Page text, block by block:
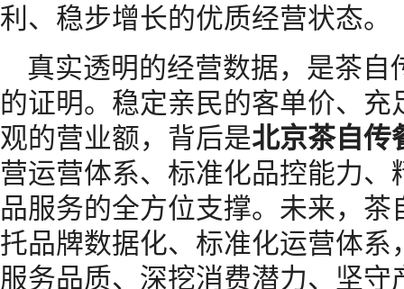
利、稳步增长的优质经营状态。
真实透明的经营数据，是茶
的证明。稳定亲民的客单价、
观的营业额，背后是北京茶自传
营运营体系、标准化品控能力
品服务的全方位支撑。未来，
托品牌数据化、标准化运营体
服务品质、深挖消费潜力、坚